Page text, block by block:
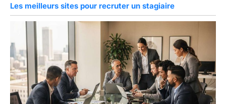
Les meilleurs sites pour recruter un stagiaire